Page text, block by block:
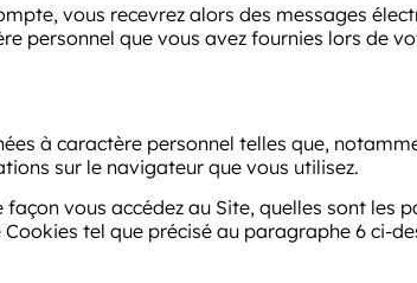
vous recevrez alors des messages
personnel que vous avez fournies lors de
à caractère personnel telles que,
sur le navigateur que vous utilisez.
vous accédez au Site, quelles sont les
tel que précisé au paragraphe 6 ci-